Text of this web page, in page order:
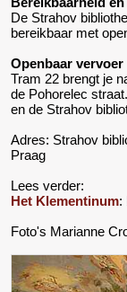
De Strahov
bereikbaar met
Openbaar vervoer
Tram 22 brengt je
de Pohorelec
en de Strahov
Adres: Strahov
Praag
Lees verder:
Het Klementinum:
Foto's Marianne